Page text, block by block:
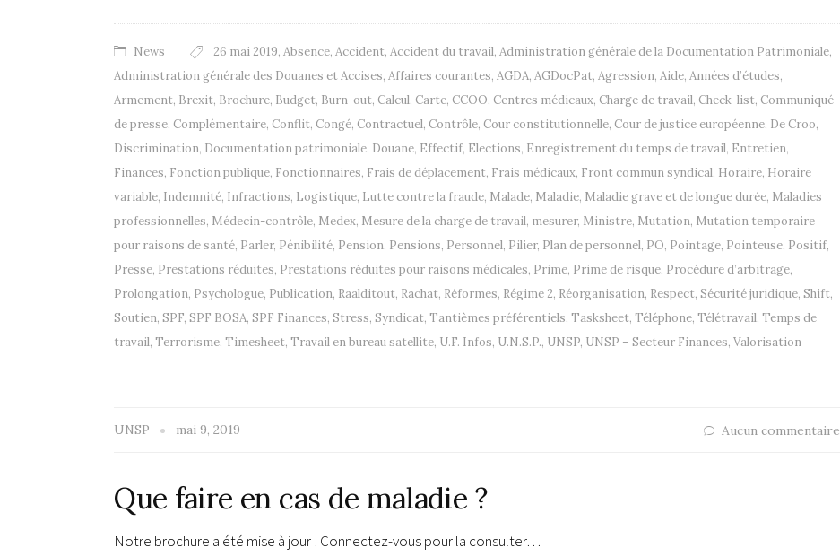
News 26 mai 2019, Absence, Accident, Accident du travail, Administration générale de la Documentation Patrimoniale,
Administration générale des Douanes et Accises, Affaires courantes, AGDA, AGDocPat, Agression, Aide, Années d’études,
Armement, Brexit, Brochure, Budget, Burn-out, Calcul, Carte, CCOO, Centres médicaux, Charge de travail, Check-list, Communiqué
de presse, Complémentaire, Conflit, Congé, Contractuel, Contrôle, Cour constitutionnelle, Cour de justice européenne, De Croo,
Discrimination, Documentation patrimoniale, Douane, Effectif, Elections, Enregistrement du temps de travail, Entretien,
Finances, Fonction publique, Fonctionnaires, Frais de déplacement, Frais médicaux, Front commun syndical, Horaire, Horaire
variable, Indemnité, Infractions, Logistique, Lutte contre la fraude, Malade, Maladie, Maladie grave et de longue durée, Maladies
professionnelles, Médecin-contrôle, Medex, Mesure de la charge de travail, mesurer, Ministre, Mutation, Mutation temporaire
pour raisons de santé, Parler, Pénibilité, Pension, Pensions, Personnel, Pilier, Plan de personnel, PO, Pointage, Pointeuse, Positif,
Presse, Prestations réduites, Prestations réduites pour raisons médicales, Prime, Prime de risque, Procédure d’arbitrage,
Prolongation, Psychologue, Publication, Raalditout, Rachat, Réformes, Régime 2, Réorganisation, Respect, Sécurité juridique, Shift,
Soutien, SPF, SPF BOSA, SPF Finances, Stress, Syndicat, Tantièmes préférentiels, Tasksheet, Téléphone, Télétravail, Temps de
travail, Terrorisme, Timesheet, Travail en bureau satellite, U.F. Infos, U.N.S.P., UNSP, UNSP – Secteur Finances, Valorisation
UNSP mai 9, 2019 Aucun commentaire
Que faire en cas de maladie ?
Notre brochure a été mise à jour ! Connectez-vous pour la consulter…